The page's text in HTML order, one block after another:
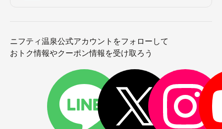
ニフティ温泉公式アカウントをフォローして
おトク情報やクーポン情報を受け取ろう